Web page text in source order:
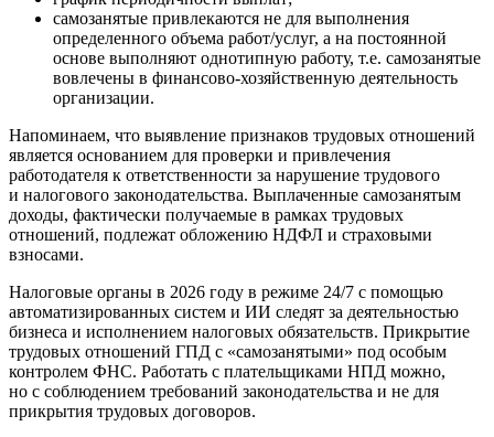
самозанятые привлекаются не для выполнения
определенного объема работ/услуг, а на постоянной
основе выполняют однотипную работу, т.е. самозанятые
вовлечены в финансово-хозяйственную деятельность
организации.
Напоминаем, что выявление признаков трудовых отношений
является основанием для проверки и привлечения
работодателя к ответственности за нарушение трудового
и налогового законодательства. Выплаченные самозанятым
доходы, фактически получаемые в рамках трудовых
отношений, подлежат обложению НДФЛ и страховыми
взносами.
Налоговые органы в 2026 году в режиме 24/7 с помощью
автоматизированных систем и ИИ следят за деятельностью
бизнеса и исполнением налоговых обязательств. Прикрытие
трудовых отношений ГПД с «самозанятыми» под особым
контролем ФНС. Работать с плательщиками НПД можно,
но с соблюдением требований законодательства и не для
прикрытия трудовых договоров.